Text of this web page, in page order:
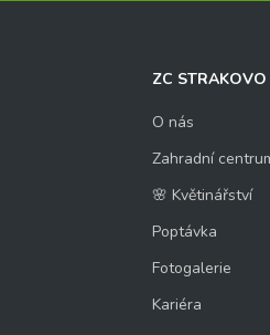
ZC STRAKOVO
O nás
Zahradní
🌸 Květinářství
Poptávka
Fotogalerie
Kariéra